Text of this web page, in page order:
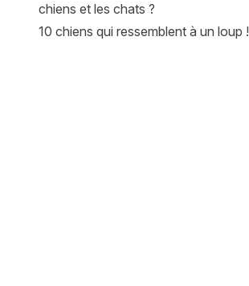
chiens et les chats ?
10 chiens qui ressemblent à un loup !